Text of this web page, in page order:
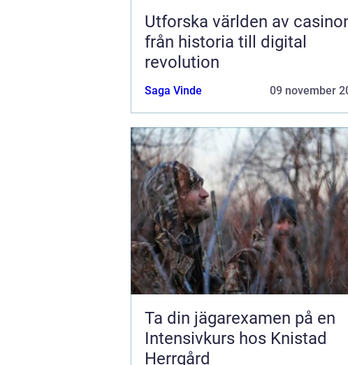
Utforska världen av
från historia till digital
revolution
Saga Vinde 09 november
Ta din jägarexamen på en
Intensivkurs hos Knistad
Herrgård